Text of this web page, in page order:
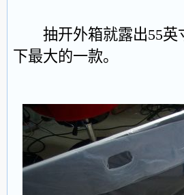
抽开外箱就露出55英
下最大的一款。